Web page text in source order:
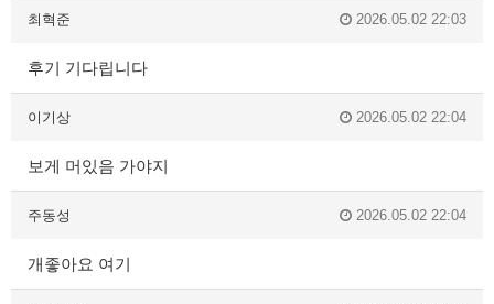
최혁준 2026.05.02 22:03
후기 기다립니다
이기상 2026.05.02 22:04
보게 머있음 가야지
주동성 2026.05.02 22:04
개좋아요 여기